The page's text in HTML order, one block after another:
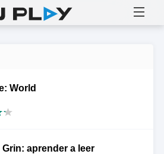
World
Grin: aprender a leer